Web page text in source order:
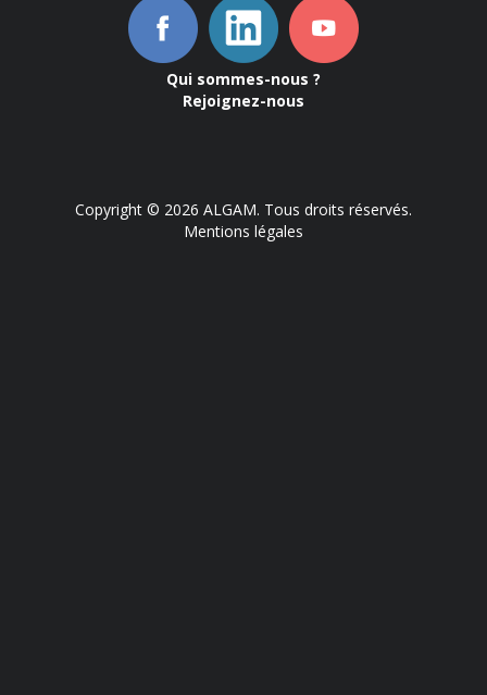
Qui sommes-nous ?
Rejoignez-nous
Copyright © 2026 ALGAM. Tous droits réservés.
Mentions légales